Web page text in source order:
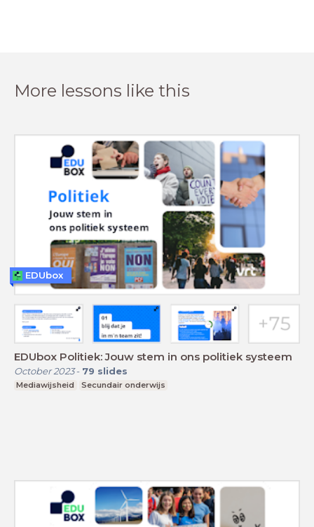
More lessons like this
EDUbox Politiek: Jouw stem in ons politiek systeem
October 2023- 79 slides
Mediawijsheid Secundair onderwijs
EDUbox